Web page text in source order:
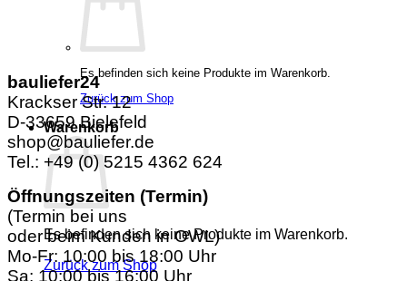
Es befinden sich keine Produkte im Warenkorb.
Zurück zum Shop
Warenkorb
Es befinden sich keine Produkte im Warenkorb.
Zurück zum Shop
bauliefer24
Krackser Str. 12
D-33659 Bielefeld
shop@bauliefer.de
Tel.: +49 (0) 5215 4362 624
Öffnungszeiten (Termin)
(Termin bei uns
oder beim Kunden in OWL)
Mo-Fr: 10:00 bis 18:00 Uhr
Sa: 10:00 bis 16:00 Uhr